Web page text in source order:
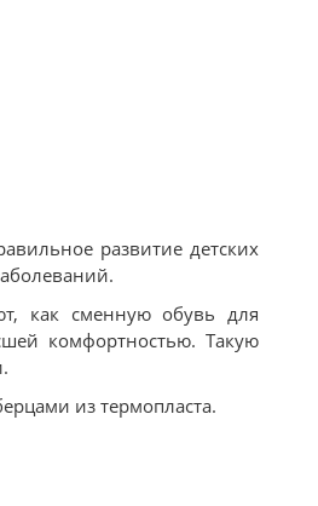
развитие детских
как сменную обувь для
комфортностью. Такую
из термопласта.